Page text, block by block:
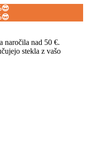
nad 50 €.
stekla z vašo